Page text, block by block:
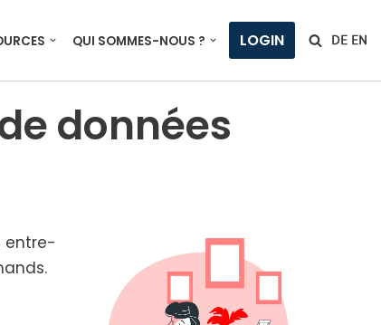
QUI SOMMES-NOUS ? LOGIN
données
entre­